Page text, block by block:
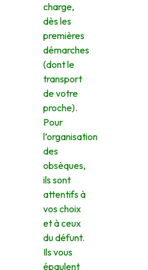
charge,
dès les
premières
démarches
(dont le
transport
de votre
proche).
Pour
l’organisation
des
obsèques,
ils sont
attentifs à
vos choix
et à ceux
du défunt.
Ils vous
épaulent